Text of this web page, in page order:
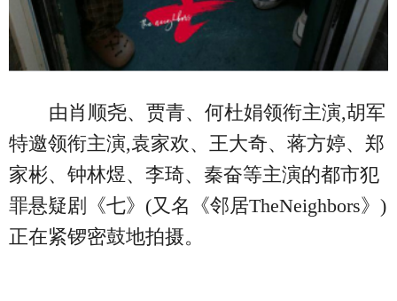
由肖顺尧、贾青、何杜娟领衔主演,胡军
特邀领衔主演,袁家欢、王大奇、蒋方婷、郑
家彬、钟林煜、李琦、秦奋等主演的都市犯
罪悬疑剧《七》(又名《邻居TheNeighbors》)
正在紧锣密鼓地拍摄。